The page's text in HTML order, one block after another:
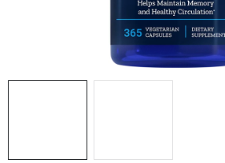
Obchodní podmínky Kontakty
Mapa serveru